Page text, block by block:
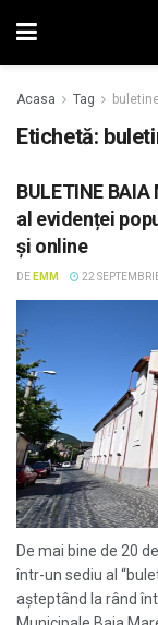
Acasa Tag
Etichetă:
BULETINE
al evidenței
și online
DE EMM 22
De mai bine de 20
într-un sediu al
așteptând la rând